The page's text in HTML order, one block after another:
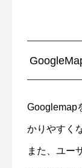
Googlemap
かりやすく
また、ユー